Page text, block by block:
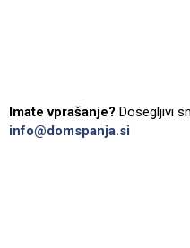
Imate vprašanje? Dosegljivi
info@domspanja.si